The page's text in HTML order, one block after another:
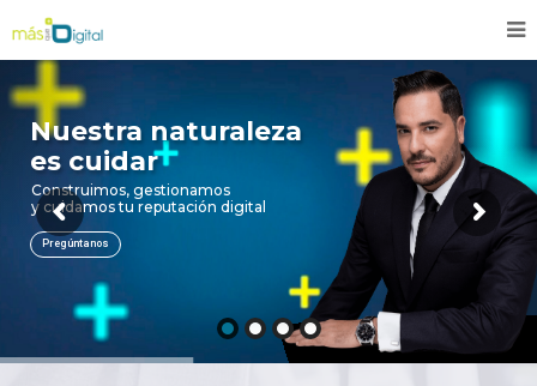
Nuestra naturaleza
es cuidar
Construimos, gestionamos
y cuidamos tu reputación digital
Pregúntanos